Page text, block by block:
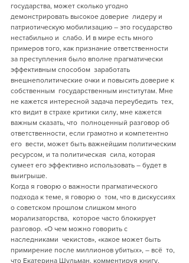
государства, может сколько угодно
демонстрировать высокое доверие  лидеру и
патриотическую мобилизацию – это государство
нестабильно и  слабо. И в мире есть много
примеров того, как признание ответственности
за преступления было вполне прагматически
эффективным способом  заработать
внешнеполитические очки и повысить доверие к
собственным  государственным институтам. Мне
не кажется интересной задача переубедить  тех,
кто видит в страхе критики силу, мне кажется
важным сказать, что  полноценный разговор об
ответственности, если грамотно и компетентно
его  вести, может быть важнейшим политическим
ресурсом, и та политическая  сила, которая
сумеет его эффективно использовать – будет в
выигрыше.
Когда я говорю о важности прагматического
подхода к теме, я говорю о  том, что в дискуссиях
о советском прошлом слишком много
морализаторства,  которое часто блокирует
разговор. «О чем можно говорить с
наследниками  чекистов», «какое может быть
примирение после миллионов убитых», – всё  то,
что Екатерина Шульман, комментируя книгу,